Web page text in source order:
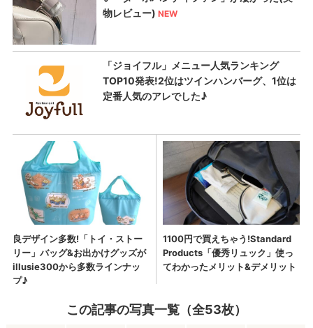
この記事の写真一覧（全53枚）